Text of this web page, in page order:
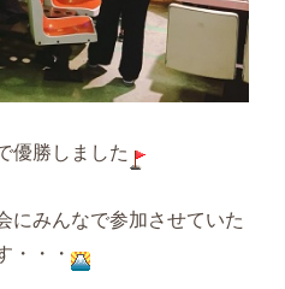
優勝しました
にみんなで参加させていた
・・・